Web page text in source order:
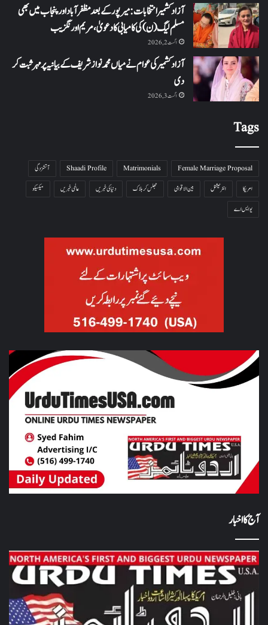
آزاد کشمیر انتخابات: میرپور کے بعد مظفرآباد اور پنجاب میں بھی
مسلم لیگ (ن) کی کامیابی کا دعویٰ، مریم اورنگزیب
اگست 2, 2026
آزاد کشمیر کی عوام نے میاں محمد نواز شریف کے بیانیہ پر مہر ثبت کر
دی
اگست 3, 2026
Tags
Female Marriage Proposal
Matrimonials
Shaadi Profile
آتشزدگی
امریکا
انٹرنیشنل بین الاقوامی جھلس کر ہلاک دنیا کی خبریں عالمی خبریں
میکسیکو
یو ایس اے
آج کا اخبار